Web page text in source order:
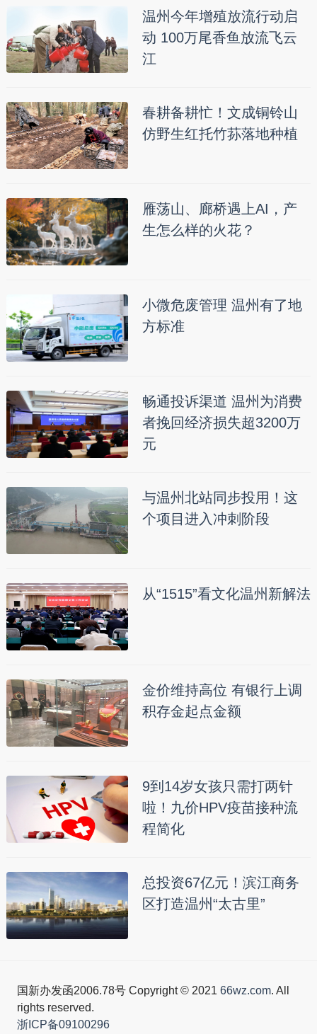
温州今年增殖放流行动启
动 100万尾香鱼放流飞云
江
春耕备耕忙！文成铜铃山
仿野生红托竹荪落地种植
雁荡山、廊桥遇上AI，产
生怎么样的火花？
小微危废管理 温州有了地
方标准
畅通投诉渠道 温州为消费
者挽回经济损失超3200万
元
与温州北站同步投用！这
个项目进入冲刺阶段
从“1515”看文化温州新解法
金价维持高位 有银行上调
积存金起点金额
9到14岁女孩只需打两针
啦！九价HPV疫苗接种流
程简化
总投资67亿元！滨江商务
区打造温州“太古里”
国新办发函2006.78号 Copyright © 2021 66wz.com. All
rights reserved.
浙ICP备09100296